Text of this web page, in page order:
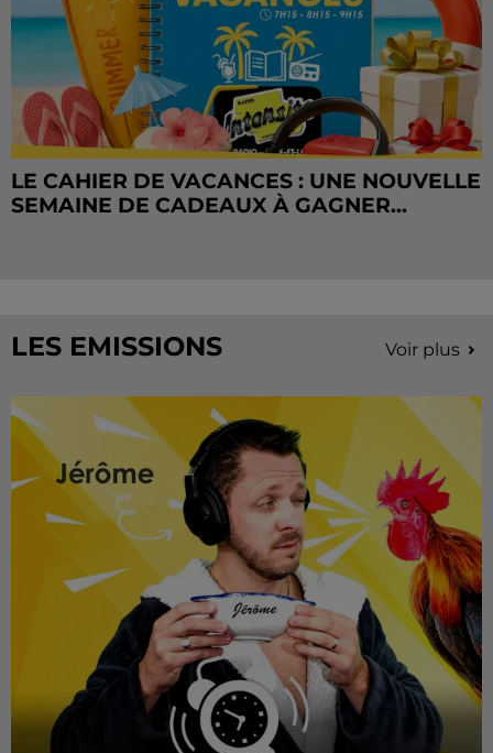
LE CAHIER DE VACANCES : UNE NOUVELLE
SEMAINE DE CADEAUX À GAGNER...
LES EMISSIONS Voir plus